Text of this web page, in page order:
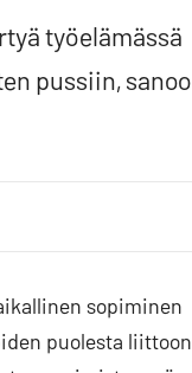
työelämässä
pussiin, sanoo
sopiminen
puolesta liittoon